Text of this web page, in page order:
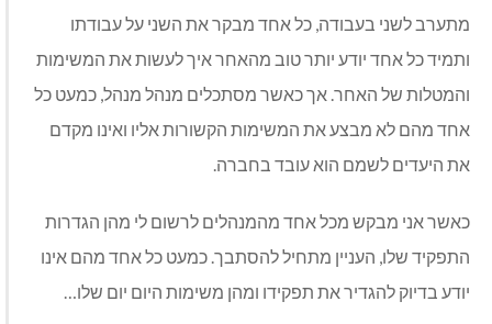
מתערב לשני בעבודה, כל אחד מבקר את השני על עבודתו
ותמיד כל אחד יודע יותר טוב מהאחר איך לעשות את המשימות
והמטלות של האחר. אך כאשר מסתכלים מנהל מנהל, כמעט כל
אחד מהם לא מבצע את המשימות הקשורות אליו ואינו מקדם
את היעדים לשמם הוא עובד בחברה.
כאשר אני מבקש מכל אחד מהמנהלים לרשום לי מהן הגדרות
התפקיד שלו, העניין מתחיל להסתבך. כמעט כל אחד מהם אינו
יודע בדיוק להגדיר את תפקידו ומהן משימות היום יום שלו…